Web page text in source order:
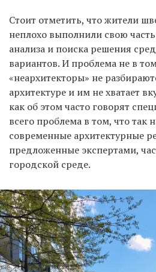
Стоит отметить, что жители
неплохо выполнили свою
анализа и поиска решения
вариантов. И проблема не в
«неархитекторы» не
архитектуре и им не хватает
как об этом часто говорят
всего проблема в том, что так
современные архитектурные
предложенные экспертами,
городской среде.